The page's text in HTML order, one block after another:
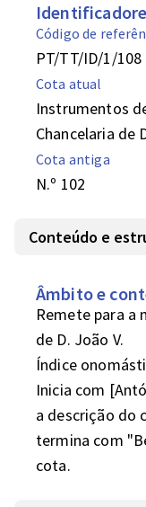
Código de
PT/TT/ID/1/108
Cota atual
Instrumentos
Chancelaria de
Cota antiga
N.º 102
Conteúdo e
Âmbito e
Remete para a
de D. João V.
Índice
Inicia com
a descrição do
termina com